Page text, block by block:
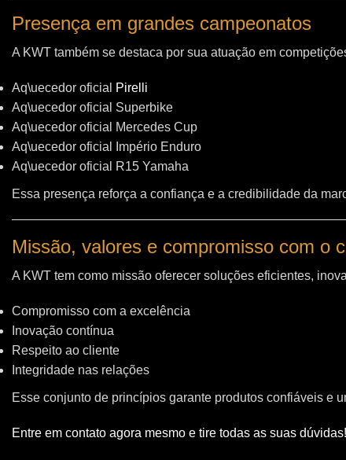
Presença em grandes campeonatos
A KWT também se destaca por sua atuação em
Aq\uecedor oficial
Pirelli
Aq\uecedor oficial Superbike
Aq\uecedor oficial Mercedes Cup
Aq\uecedor oficial Império Enduro
Aq\uecedor oficial R15 Yamaha
Essa presença reforça a confiança e a credibilidade da
Missão, valores e compromisso com o
A KWT tem como missão oferecer soluções eficientes,
Compromisso com a excelência
Inovação contínua
Respeito ao cliente
Integridade nas relações
Esse conjunto de princípios garante produtos confiáveis e
Entre em contato agora mesmo e tire todas as suas dúvidas!